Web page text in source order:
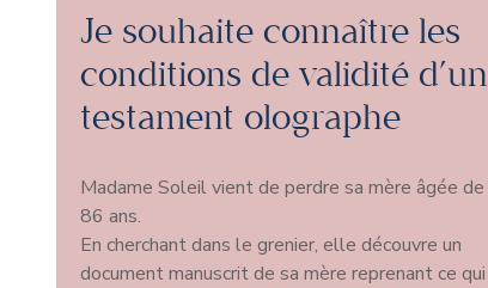
Je souhaite connaître les
conditions de validité d’un
testament olographe
Madame Soleil vient de perdre sa mère âgée de
86 ans.
En cherchant dans le grenier, elle découvre un
document manuscrit de sa mère reprenant ce qui